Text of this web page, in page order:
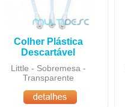
Colher Plástica
Descartável
Little - Sobremesa -
Transparente